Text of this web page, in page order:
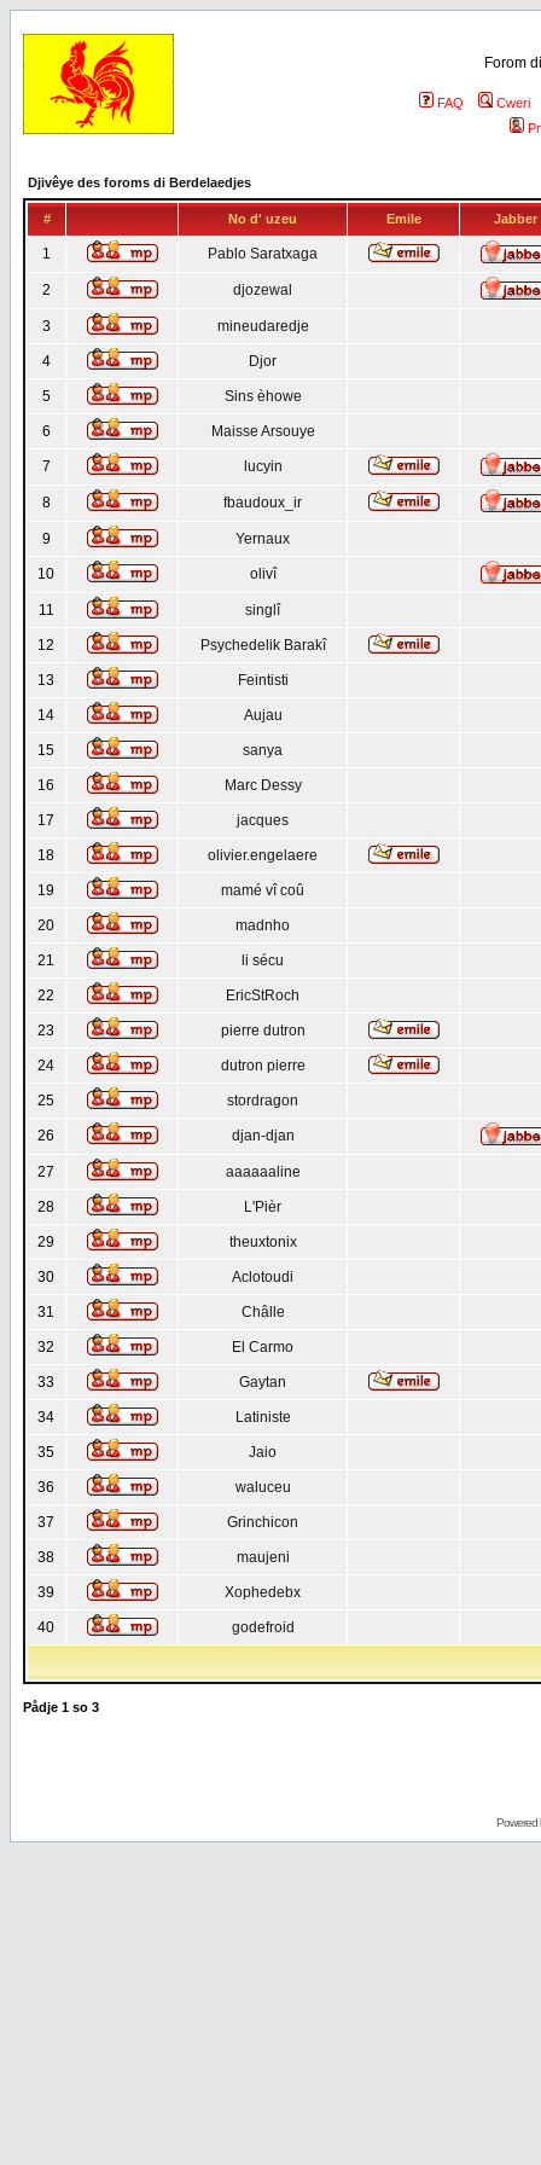
Forom
FAQ
Cweri
Djivêye des foroms di Berdelaedjes
# No d' uzeu Emile Jabber
1 Pablo Saratxaga
2 djozewal
3 mineudaredje
4 Djor
5 Sins èhowe
6 Maisse Arsouye
7 lucyin
8 fbaudoux_ir
9 Yernaux
10 olivî
11 singlî
12 Psychedelik Barakî
13 Feintisti
14 Aujau
15 sanya
16 Marc Dessy
17 jacques
18 olivier.engelaere
19 mamé vî coû
20 madnho
21 li sécu
22 EricStRoch
23 pierre dutron
24 dutron pierre
25 stordragon
26 djan-djan
27 aaaaaaline
28 L'Pièr
29 theuxtonix
30 Aclotoudi
31 Châlle
32 El Carmo
33 Gaytan
34 Latiniste
35 Jaio
36 waluceu
37 Grinchicon
38 maujeni
39 Xophedebx
40 godefroid
Pådje 1 so 3
Powered